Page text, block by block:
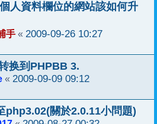
人資料欄位的網站該如何升
手 « 2009-09-26 10:27
换到PHPBB 3.
« 2009-09-09 09:12
php3.02(關於2.0.11小問題)